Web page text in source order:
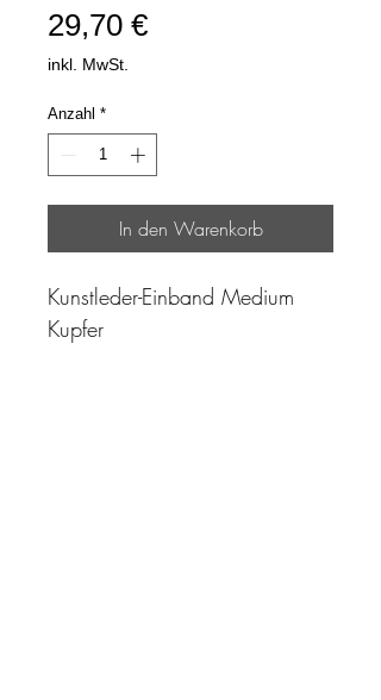
29,70 €Preis
inkl. MwSt.
Anzahl *
In den Warenkorb
Kunstleder-Einband Medium
Kupfer